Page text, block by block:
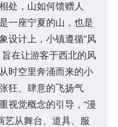
处，山如何馈赠人
一座宁夏的山，也是
设计上，小镇遵循”风
在让游客于西北的风
时空里奔涌而来的小
狂、肆意的飞扬气
视觉概念的引导，“漫
艺从舞台、道具、服